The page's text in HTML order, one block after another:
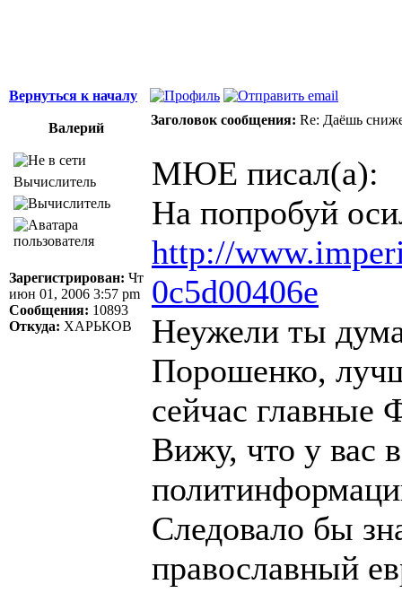
Вернуться к началу
Валерий
Заголовок сообщения: Re: Даёшь
Вычислитель
Зарегистрирован: Чт
июн 01, 2006 3:57 pm
Сообщения: 10893
Откуда: ХАРЬКОВ
МЮЕ писал(а):
На попробуй
http://
0c5d00406e
Неужели ты
Порошенко,
сейчас
Вижу, что у вас
Следовало бы
православный